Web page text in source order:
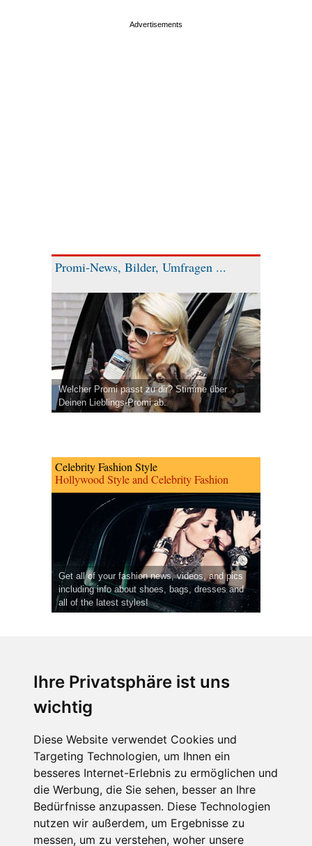
Ihre Privatsphäre ist uns
wichtig
Diese Website verwendet Cookies und
Targeting Technologien, um Ihnen ein
besseres Internet-Erlebnis zu ermöglichen und
die Werbung, die Sie sehen, besser an Ihre
Bedürfnisse anzupassen. Diese Technologien
nutzen wir außerdem, um Ergebnisse zu
messen, um zu verstehen, woher unsere
Promi-News, Bilder, Umfragen ...
Welcher Promi passt zu dir? Stimme über
Deinen Lieblings-Promi ab.
Celebrity Fashion Style
Hollywood Style and Celebrity Fashion
Get all of your fashion news, videos, and pics
including info about shoes, bags, dresses and
all of the latest styles!
CPost.org© 2013-2023 The Celebrity Post.
Terms of Use Privacy | Cookies Policy( Einstellungen ändern
About Us
Advertising
Contact Us